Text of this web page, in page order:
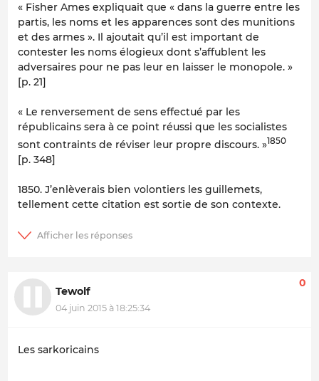
« Fisher Ames expliquait que « dans la guerre entre les
partis, les noms et les apparences sont des munitions
et des armes ». Il ajoutait qu’il est important de
contester les noms élogieux dont s’affublent les
adversaires pour ne pas leur en laisser le monopole. »
[p. 21]
« Le renversement de sens effectué par les
républicains sera à ce point réussi que les socialistes
sont contraints de réviser leur propre discours. »1850
[p. 348]
1850. J’enlèverais bien volontiers les guillemets,
tellement cette citation est sortie de son contexte.
Tewolf
04 juin 2015 à 18:25:34
0
Les sarkoricains